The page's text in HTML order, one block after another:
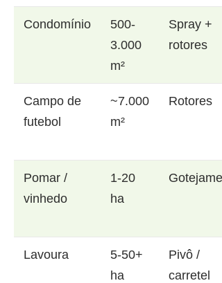
Condomínio
500-
3.000
m²
Spray +
rotores
Campo de
futebol
~7.000
m²
Rotores
Pomar /
vinhedo
1-20
ha
Lavoura
5-50+
ha
Pivô /
carretel